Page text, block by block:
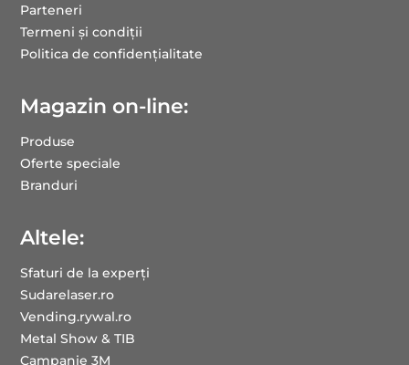
Parteneri
Termeni și condiții
Politica de confidențialitate
Magazin on-line:
Produse
Oferte speciale
Branduri
Altele:
Sfaturi de la experți
Sudarelaser.ro
Vending.rywal.ro
Metal Show & TIB
Campanie 3M